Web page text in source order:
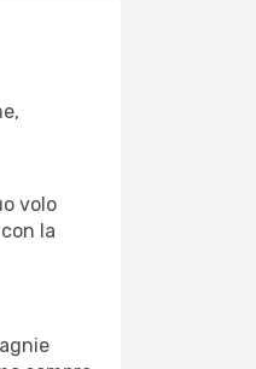
volo
la